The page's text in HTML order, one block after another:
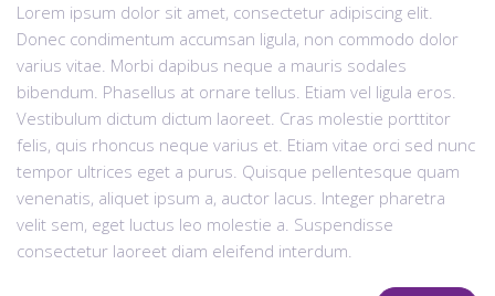
Lorem ipsum dolor sit amet, consectetur adipiscing elit.
Donec condimentum accumsan ligula, non commodo dolor
varius vitae. Morbi dapibus neque a mauris sodales
bibendum. Phasellus at ornare tellus. Etiam vel ligula eros.
Vestibulum dictum dictum laoreet. Cras molestie porttitor
felis, quis rhoncus neque varius et. Etiam vitae orci sed nunc
tempor ultrices eget a purus. Quisque pellentesque quam
venenatis, aliquet ipsum a, auctor lacus. Integer pharetra
velit sem, eget luctus leo molestie a. Suspendisse
consectetur laoreet diam eleifend interdum.